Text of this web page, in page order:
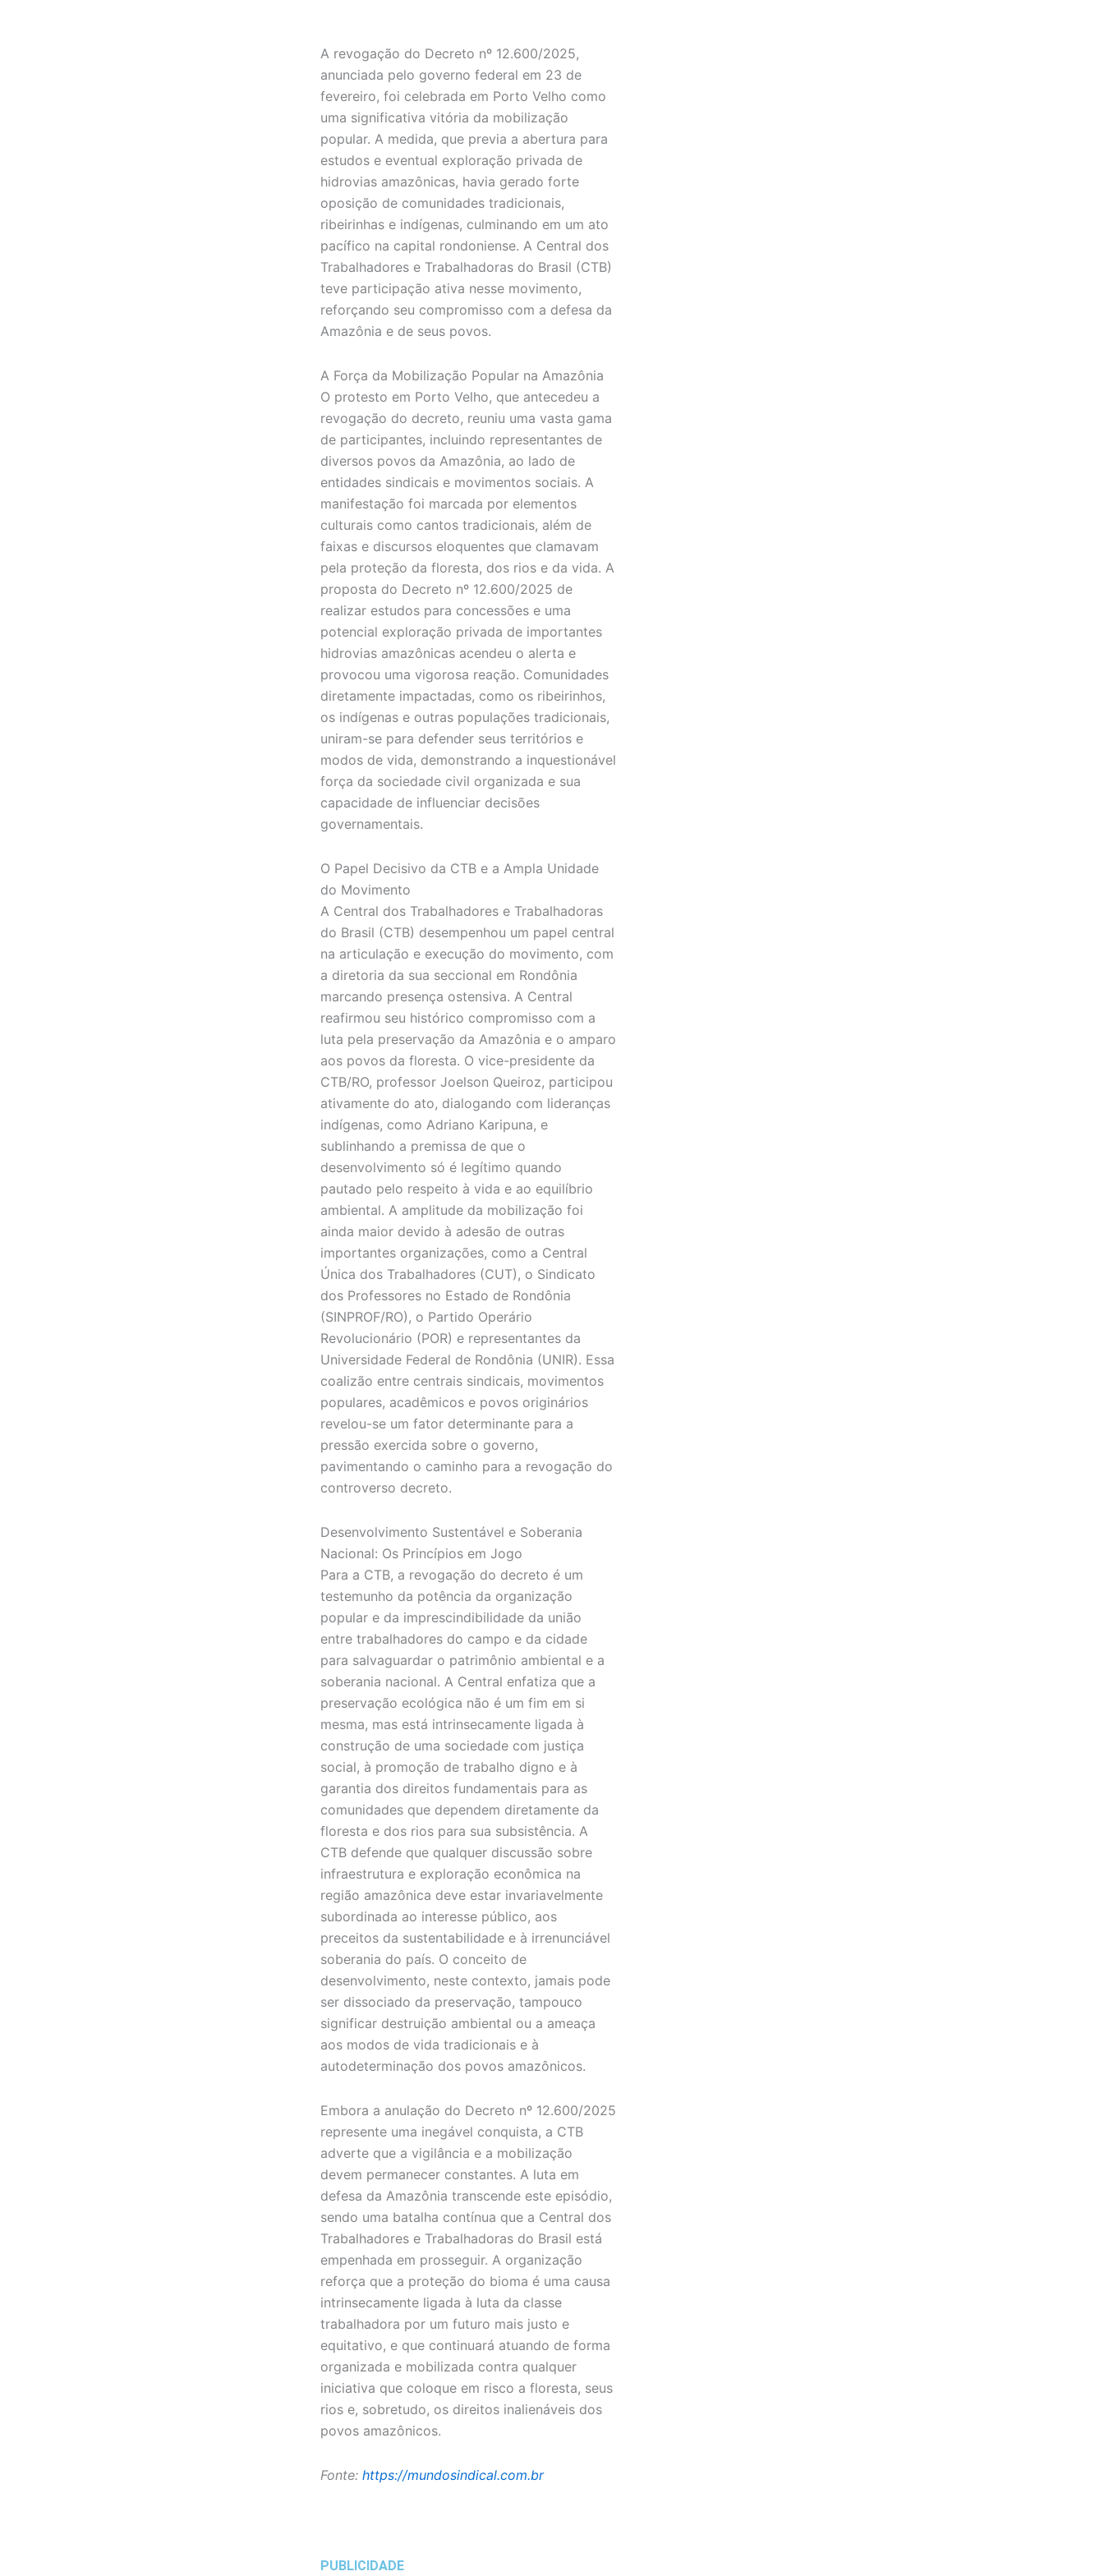
A revogação do Decreto nº 12.600/2025,
anunciada pelo governo federal em 23 de
fevereiro, foi celebrada em Porto Velho como
uma significativa vitória da mobilização
popular. A medida, que previa a abertura para
estudos e eventual exploração privada de
hidrovias amazônicas, havia gerado forte
oposição de comunidades tradicionais,
ribeirinhas e indígenas, culminando em um ato
pacífico na capital rondoniense. A Central dos
Trabalhadores e Trabalhadoras do Brasil (CTB)
teve participação ativa nesse movimento,
reforçando seu compromisso com a defesa da
Amazônia e de seus povos.
A Força da Mobilização Popular na Amazônia
O protesto em Porto Velho, que antecedeu a
revogação do decreto, reuniu uma vasta gama
de participantes, incluindo representantes de
diversos povos da Amazônia, ao lado de
entidades sindicais e movimentos sociais. A
manifestação foi marcada por elementos
culturais como cantos tradicionais, além de
faixas e discursos eloquentes que clamavam
pela proteção da floresta, dos rios e da vida. A
proposta do Decreto nº 12.600/2025 de
realizar estudos para concessões e uma
potencial exploração privada de importantes
hidrovias amazônicas acendeu o alerta e
provocou uma vigorosa reação. Comunidades
diretamente impactadas, como os ribeirinhos,
os indígenas e outras populações tradicionais,
uniram-se para defender seus territórios e
modos de vida, demonstrando a inquestionável
força da sociedade civil organizada e sua
capacidade de influenciar decisões
governamentais.
O Papel Decisivo da CTB e a Ampla Unidade
do Movimento
A Central dos Trabalhadores e Trabalhadoras
do Brasil (CTB) desempenhou um papel central
na articulação e execução do movimento, com
a diretoria da sua seccional em Rondônia
marcando presença ostensiva. A Central
reafirmou seu histórico compromisso com a
luta pela preservação da Amazônia e o amparo
aos povos da floresta. O vice-presidente da
CTB/RO, professor Joelson Queiroz, participou
ativamente do ato, dialogando com lideranças
indígenas, como Adriano Karipuna, e
sublinhando a premissa de que o
desenvolvimento só é legítimo quando
pautado pelo respeito à vida e ao equilíbrio
ambiental. A amplitude da mobilização foi
ainda maior devido à adesão de outras
importantes organizações, como a Central
Única dos Trabalhadores (CUT), o Sindicato
dos Professores no Estado de Rondônia
(SINPROF/RO), o Partido Operário
Revolucionário (POR) e representantes da
Universidade Federal de Rondônia (UNIR). Essa
coalizão entre centrais sindicais, movimentos
populares, acadêmicos e povos originários
revelou-se um fator determinante para a
pressão exercida sobre o governo,
pavimentando o caminho para a revogação do
controverso decreto.
Desenvolvimento Sustentável e Soberania
Nacional: Os Princípios em Jogo
Para a CTB, a revogação do decreto é um
testemunho da potência da organização
popular e da imprescindibilidade da união
entre trabalhadores do campo e da cidade
para salvaguardar o patrimônio ambiental e a
soberania nacional. A Central enfatiza que a
preservação ecológica não é um fim em si
mesma, mas está intrinsecamente ligada à
construção de uma sociedade com justiça
social, à promoção de trabalho digno e à
garantia dos direitos fundamentais para as
comunidades que dependem diretamente da
floresta e dos rios para sua subsistência. A
CTB defende que qualquer discussão sobre
infraestrutura e exploração econômica na
região amazônica deve estar invariavelmente
subordinada ao interesse público, aos
preceitos da sustentabilidade e à irrenunciável
soberania do país. O conceito de
desenvolvimento, neste contexto, jamais pode
ser dissociado da preservação, tampouco
significar destruição ambiental ou a ameaça
aos modos de vida tradicionais e à
autodeterminação dos povos amazônicos.
Embora a anulação do Decreto nº 12.600/2025
represente uma inegável conquista, a CTB
adverte que a vigilância e a mobilização
devem permanecer constantes. A luta em
defesa da Amazônia transcende este episódio,
sendo uma batalha contínua que a Central dos
Trabalhadores e Trabalhadoras do Brasil está
empenhada em prosseguir. A organização
reforça que a proteção do bioma é uma causa
intrinsecamente ligada à luta da classe
trabalhadora por um futuro mais justo e
equitativo, e que continuará atuando de forma
organizada e mobilizada contra qualquer
iniciativa que coloque em risco a floresta, seus
rios e, sobretudo, os direitos inalienáveis dos
povos amazônicos.
Fonte: https://mundosindical.com.br
PUBLICIDADE